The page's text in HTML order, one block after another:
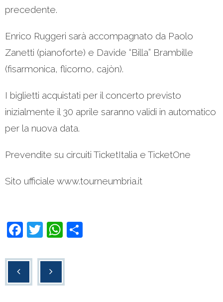
precedente.
Enrico Ruggeri sarà accompagnato da Paolo
Zanetti (pianoforte) e Davide “Billa” Brambille
(fisarmonica, flicorno, cajòn).
I biglietti acquistati per il concerto previsto
inizialmente il 30 aprile saranno validi in automatico
per la nuova data.
Prevendite su circuiti TicketItalia e TicketOne
Sito ufficiale www.tourneumbria.it
F
c
T
tt
er
W
at